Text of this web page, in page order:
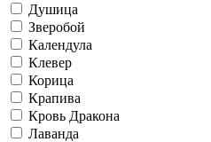
Душица
Зверобой
Календула
Клевер
Корица
Крапива
Кровь Дракона
Лаванда